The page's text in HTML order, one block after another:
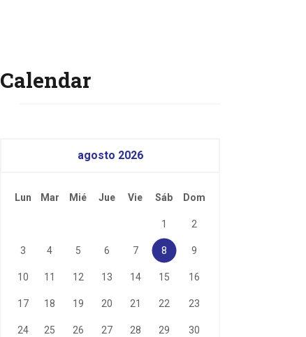
Calendar
agosto 2026
Lun Mar Mié Jue Vie Sáb Dom
1 2
3 4 5 6 7 8 9
10 11 12 13 14 15 16
17 18 19 20 21 22 23
24 25 26 27 28 29 30